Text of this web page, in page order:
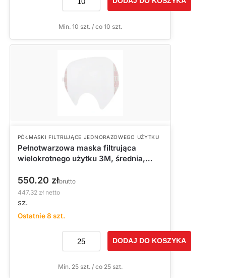
Min. 10 szt. / co 10 szt.
PÓŁMASKI FILTRUJĄCE JEDNORAZOWEGO UŻYTKU
Pełnotwarzowa maska filtrująca
wielokrotnego użytku 3M, średnia,
550.20 złbrutto
447.32 złnetto
sz.
Ostatnie 8 szt.
DODAJ DO KOSZYKA
Min. 25 szt. / co 25 szt.